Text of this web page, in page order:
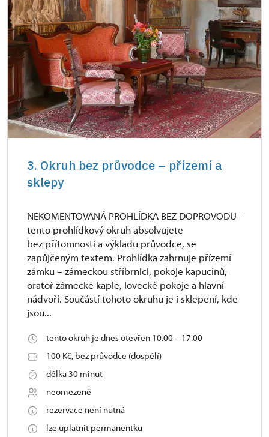
3. Okruh bez průvodce – přízemí a
sklepy
NEKOMENTOVANÁ PROHLÍDKA BEZ DOPROVODU -
tento prohlídkový okruh absolvujete
bez přítomnosti a výkladu průvodce, se
zapůjčeným textem. Prohlídka zahrnuje přízemí
zámku – zámeckou stříbrnici, pokoje kapucínů,
oratoř zámecké kaple, lovecké pokoje a hlavní
nádvoří. Součástí tohoto okruhu je i sklepení, kde
jsou...
tento okruh je dnes otevřen 10.00 – 17.00
100 Kč, bez průvodce (dospělí)
délka 30 minut
neomezeně
rezervace není nutná
lze uplatnit permanentku